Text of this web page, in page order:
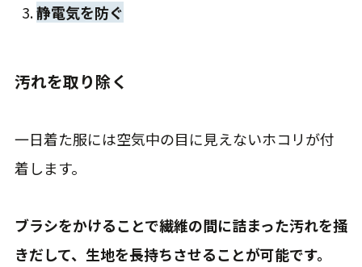
静電気を防ぐ
汚れを取り除く
一日着た服には空気中の目に見えないホコリが付
着します。
ブラシをかけることで繊維の間に詰まった汚れを掻
きだして、生地を長持ちさせることが可能です。